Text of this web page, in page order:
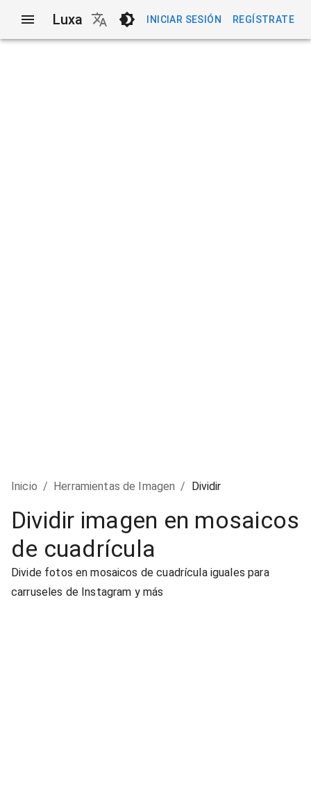
Luxa INICIAR SESIÓN REGÍSTRATE
Inicio / Herramientas de Imagen / Dividir
Dividir imagen en mosaicos
de cuadrícula
Divide fotos en mosaicos de cuadrícula iguales para
carruseles de Instagram y más